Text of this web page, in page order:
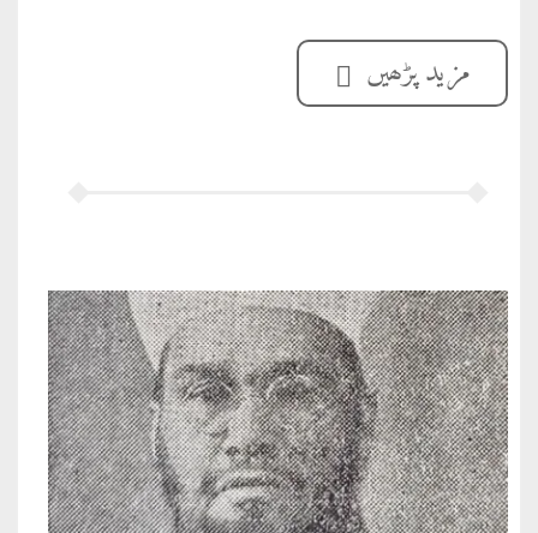
انور
اردو
:
’’پردہ‘‘
English
Books
دریچۂ
راہنمائی
مزید پڑھیں